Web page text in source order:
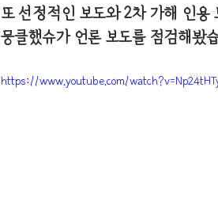
또 선정적인 보도와 2차 가해 인용
뭉클했슈가 언론 보도를 점검해봤
https://www.youtube.com/